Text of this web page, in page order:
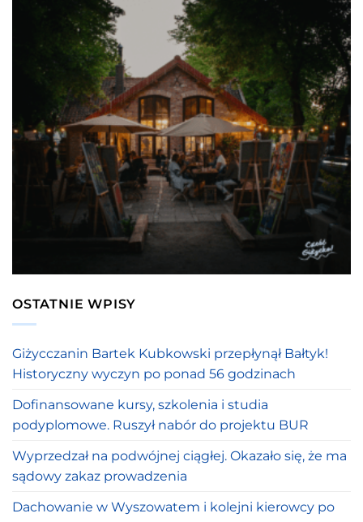
OSTATNIE WPISY
Giżycczanin Bartek Kubkowski przepłynął Bałtyk!
Historyczny wyczyn po ponad 56 godzinach
Dofinansowane kursy, szkolenia i studia
podyplomowe. Ruszył nabór do projektu BUR
Wyprzedzał na podwójnej ciągłej. Okazało się, że ma
sądowy zakaz prowadzenia
Dachowanie w Wyszowatem i kolejni kierowcy po